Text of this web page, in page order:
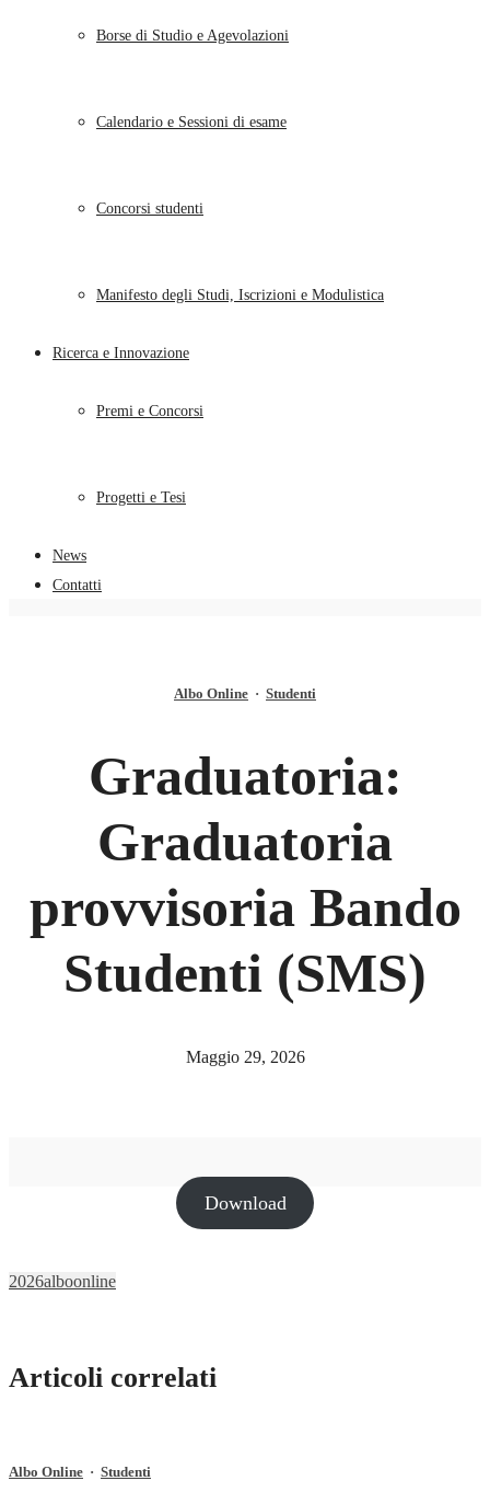
Borse di Studio e Agevolazioni
Calendario e Sessioni di esame
Concorsi studenti
Manifesto degli Studi, Iscrizioni e Modulistica
Ricerca e Innovazione
Premi e Concorsi
Progetti e Tesi
News
Contatti
Albo Online · Studenti
Graduatoria:
Graduatoria
provvisoria Bando
Studenti (SMS)
Maggio 29, 2026
Download
2026alboonline
Articoli correlati
Albo Online · Studenti